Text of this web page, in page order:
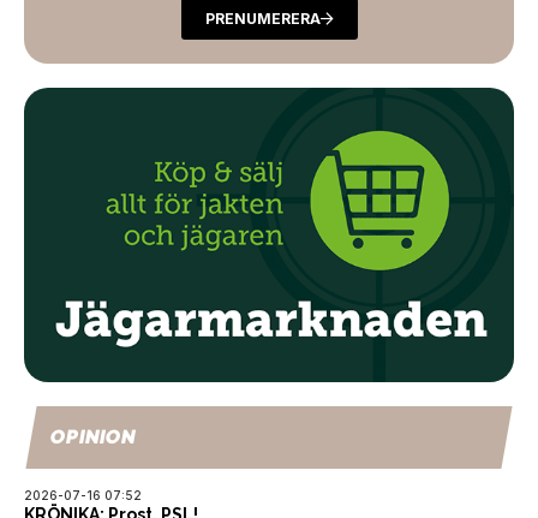
PRENUMERERA
OPINION
2026-07-16 07:52
KRÖNIKA: Prost, PSL!